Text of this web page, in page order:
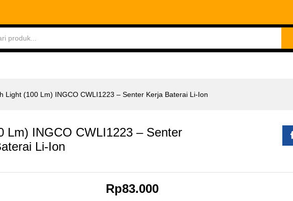
Light (100 Lm) INGCO CWLI1223 – Senter Kerja Baterai Li-Ion
Lm) INGCO CWLI1223 – Senter
Li-Ion
Rp83.000